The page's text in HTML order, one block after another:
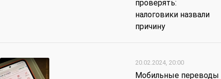
проверять:
налоговики назвали
причину
20.02.2024, 20:00
Мобильные переводы